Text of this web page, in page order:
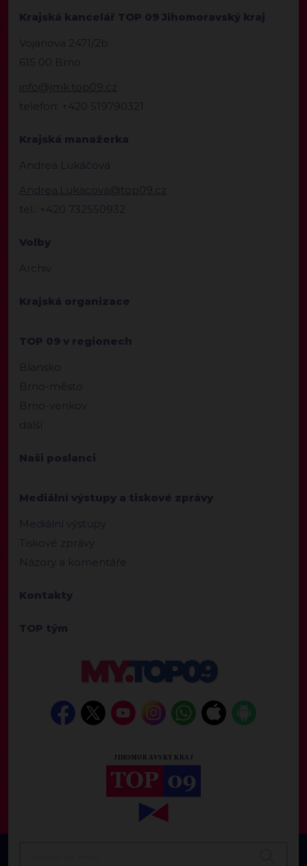
Krajská kancelář TOP 09 Jihomoravský kraj
Vojanova 2471/2b
615 00 Brno
info@jmk.top09.cz
telefon: +420 519790321
Krajská manažerka
Andrea Lukáčová
Andrea.Lukacova@top09.cz
tel.: +420 732550932
Volby
Archiv
Krajská organizace
TOP 09 v regionech
Blansko
Brno-město
Brno-venkov
další
Naši poslanci
Mediální výstupy a tiskové zprávy
Mediální výstupy
Tiskové zprávy
Názory a komentáře
Kontakty
TOP tým